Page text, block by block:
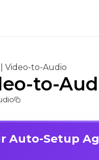
Video-to-Audio
to-
Auto-Setup